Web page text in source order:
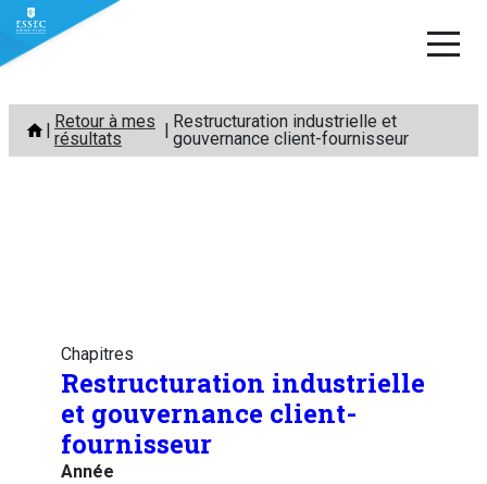
Aller
contenu
Retour à mes
résultats
Restructuration industrielle et
gouvernance client-fournisseur
Chapitres
Restructuration industrielle
et gouvernance client-
fournisseur
Année